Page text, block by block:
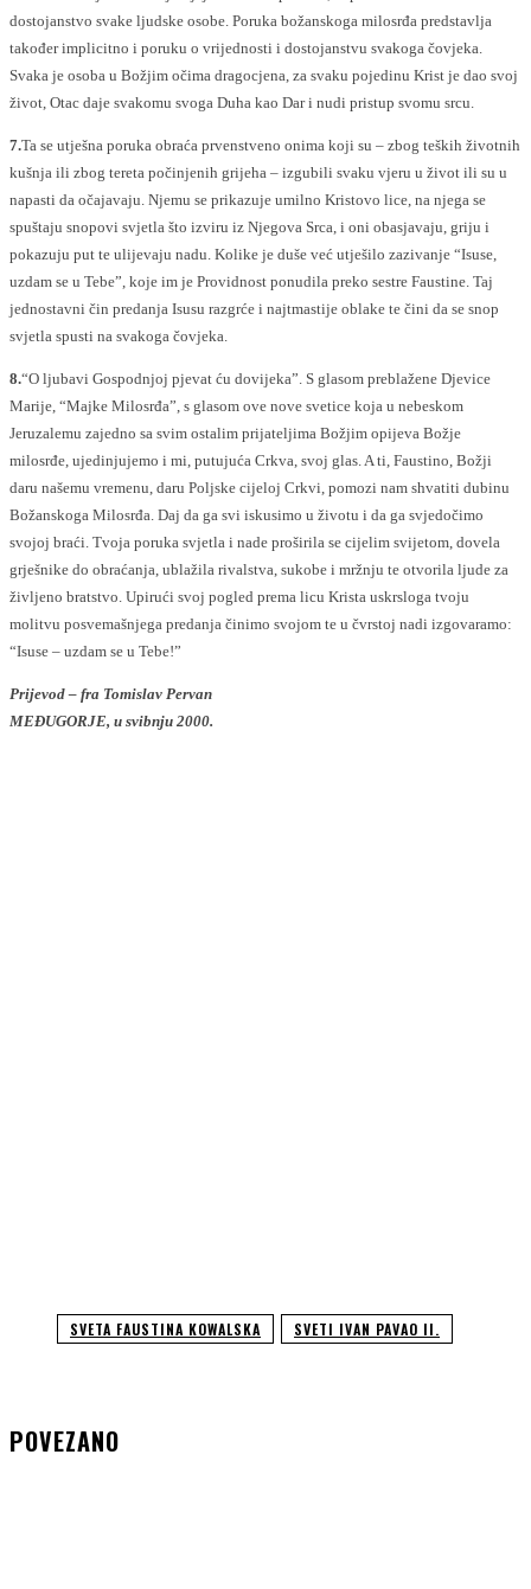
dostojanstvo svake ljudske osobe. Poruka božanskoga milosrđa predstavlja
također implicitno i poruku o vrijednosti i dostojanstvu svakoga čovjeka.
Svaka je osoba u Božjim očima dragocjena, za svaku pojedinu Krist je dao svoj
život, Otac daje svakomu svoga Duha kao Dar i nudi pristup svomu srcu.
7.Ta se utješna poruka obraća prvenstveno onima koji su – zbog teških životnih
kušnja ili zbog tereta počinjenih grijeha – izgubili svaku vjeru u život ili su u
napasti da očajavaju. Njemu se prikazuje umilno Kristovo lice, na njega se
spuštaju snopovi svjetla što izviru iz Njegova Srca, i oni obasjavaju, griju i
pokazuju put te ulijevaju nadu. Kolike je duše već utješilo zazivanje “Isuse,
uzdam se u Tebe”, koje im je Providnost ponudila preko sestre Faustine. Taj
jednostavni čin predanja Isusu razgrće i najtmastije oblake te čini da se snop
svjetla spusti na svakoga čovjeka.
8.“O ljubavi Gospodnjoj pjevat ću dovijeka”. S glasom preblažene Djevice
Marije, “Majke Milosrđa”, s glasom ove nove svetice koja u nebeskom
Jeruzalemu zajedno sa svim ostalim prijateljima Božjim opijeva Božje
milosrđe, ujedinjujemo i mi, putujuća Crkva, svoj glas. A ti, Faustino, Božji
daru našemu vremenu, daru Poljske cijeloj Crkvi, pomozi nam shvatiti dubinu
Božanskoga Milosrđa. Daj da ga svi iskusimo u životu i da ga svjedočimo
svojoj braći. Tvoja poruka svjetla i nade proširila se cijelim svijetom, dovela
grješnike do obraćanja, ublažila rivalstva, sukobe i mržnju te otvorila ljude za
življeno bratstvo. Upirući svoj pogled prema licu Krista uskrsloga tvoju
molitvu posvemašnjega predanja činimo svojom te u čvrstoj nadi izgovaramo:
“Isuse – uzdam se u Tebe!”
Prijevod – fra Tomislav Pervan
MEĐUGORJE, u svibnju 2000.
SVETA FAUSTINA KOWALSKA SVETI IVAN PAVAO II.
POVEZANO